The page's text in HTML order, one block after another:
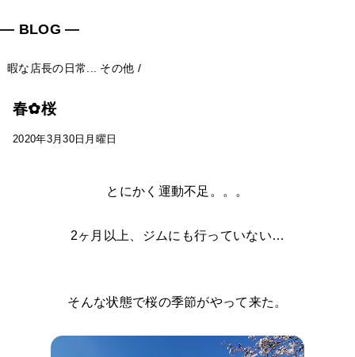
― BLOG ―
暇な店長の日常... その他 /
春✿桜
2020年3月30日月曜日
とにかく運動不足。。。
2ヶ月以上、ジムにも行っていない…
そんな状態で桜の季節がやって来た。